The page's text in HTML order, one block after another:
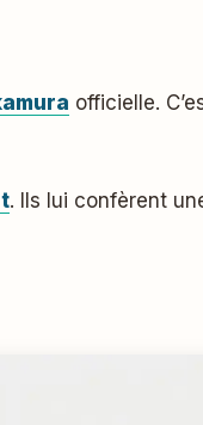
officielle.
. Ils lui confèrent